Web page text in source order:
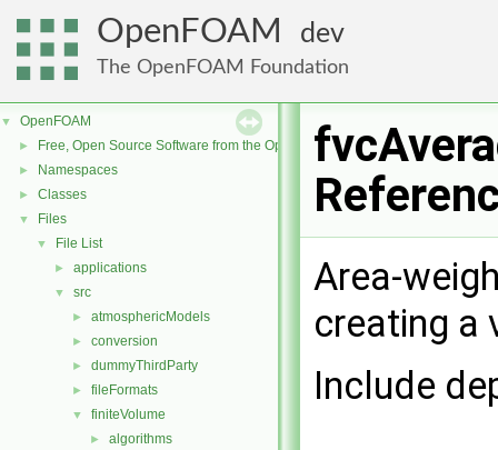
OpenFOAM dev
The OpenFOAM Foundation
▼ OpenFOAM
► Free, Open Source Software from the OpenFOAM Foundation
► Namespaces
► Classes
▼ Files
▼ File List
► applications
▼ src
► atmosphericModels
► conversion
► dummyThirdParty
► fileFormats
▼ finiteVolume
► algorithms
Area-
creating a
Include